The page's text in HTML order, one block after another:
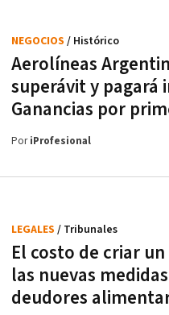
Aerolíneas
superávit y pagará
Ganancias por
NEGOCIOS / Histórico
PoriProfesional
El costo de criar
las nuevas
deudores
LEGALES / Tribunales